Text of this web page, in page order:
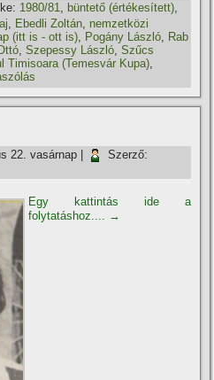
1980/81, büntető (értékesí­tett),
Ebedli Zoltán nemzetközi
(itt is - ott is) Pogány László Rab
,Szepessy László ,Szűcs
Timisoara (Temesvár Kupa)
22. vasárnap
Szerző:
Egy kattintás ide a
folytatáshoz....
→